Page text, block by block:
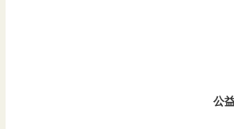
公